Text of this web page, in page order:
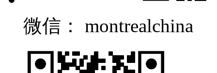
微信： montrealchina